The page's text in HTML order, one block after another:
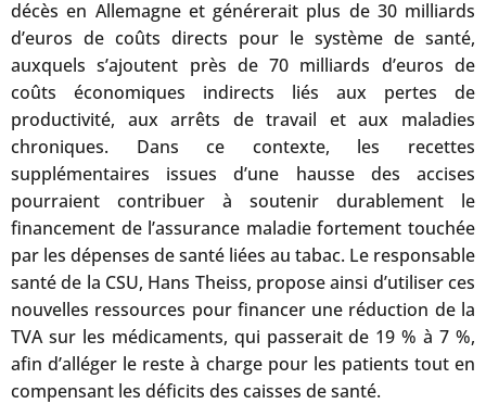
décès en Allemagne et générerait plus de 30 milliards
d’euros de coûts directs pour le système de santé,
auxquels s’ajoutent près de 70 milliards d’euros de
coûts économiques indirects liés aux pertes de
productivité, aux arrêts de travail et aux maladies
chroniques. Dans ce contexte, les recettes
supplémentaires issues d’une hausse des accises
pourraient contribuer à soutenir durablement le
financement de l’assurance maladie fortement touchée
par les dépenses de santé liées au tabac. Le responsable
santé de la CSU, Hans Theiss, propose ainsi d’utiliser ces
nouvelles ressources pour financer une réduction de la
TVA sur les médicaments, qui passerait de 19 % à 7 %,
afin d’alléger le reste à charge pour les patients tout en
compensant les déficits des caisses de santé.